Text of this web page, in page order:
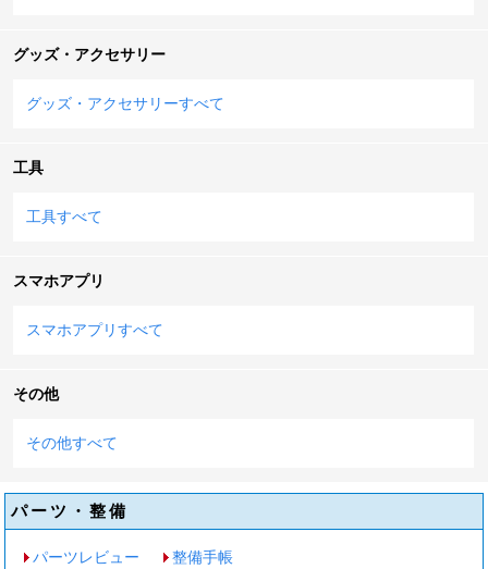
グッズ・アクセサリー
グッズ・アクセサリーすべて
工具
工具すべて
スマホアプリ
スマホアプリすべて
その他
その他すべて
パーツ・整備
パーツレビュー 整備手帳